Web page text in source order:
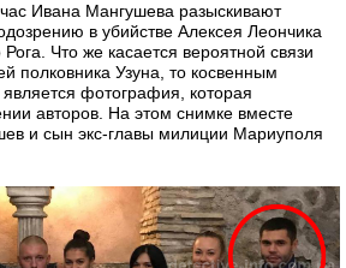
Ивана Мангушева разыскивают
в убийстве Алексея Леончика
Что же касается вероятной связи
полковника Узуна, то косвенным
фотография, которая
авторов. На этом снимке вместе
и сын экс-главы милиции Мариуполя